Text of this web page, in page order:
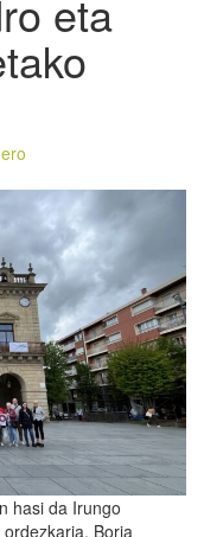
eta
hasi da Irungo
Borja